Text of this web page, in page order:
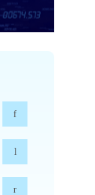
f
l
r